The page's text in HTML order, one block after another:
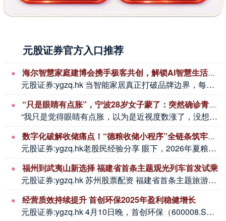
元股证券官方入口推荐
海尔智慧家庭建博会携手极客共创，解锁AI智慧生活无限可能
元股证券:ygzq.hk 当智能家居真正打破品牌边界，每个人都可以按照自己的生活...
“只是眼睛有点胀”，宁波28岁女子蒙了：突然确诊青光眼，视神经有萎缩迹象！
“我只是觉得眼睛有点胀，以为是近视度数涨了，没想到会是青光眼。”28岁的小晗（化...
数字化破解收储痛点！“德粮收储小程序”全链条筑牢惠农根基
元股证券:ygzq.hk老股民经验分享 眼下，2026年夏粮收购进入高峰期，在德...
福州到武夷山新选择 福建省首条主题观光列车首发试乘
元股证券:ygzq.hk 苏州股票配资 福建省首条主题旅游列车发车！7月25日上...
经营质效持续提升 首创环保2025年盈利稳健增长
元股证券:ygzq.hk 4月10日晚，首创环保（600008.SH）正式发布2...